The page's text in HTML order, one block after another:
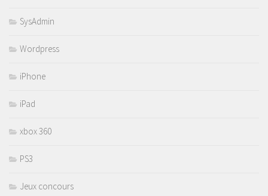
SysAdmin
Wordpress
iPhone
iPad
xbox 360
PS3
Jeux concours